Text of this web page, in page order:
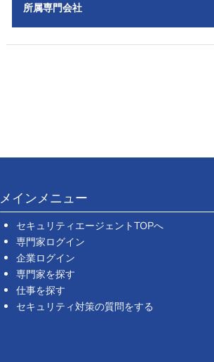
所属専門会社
メインメニュー
セキュリティエージェントTOPへ
専門家ログイン
企業ログイン
専門家を探す
仕事を探す
セキュリティ対策の質問をする